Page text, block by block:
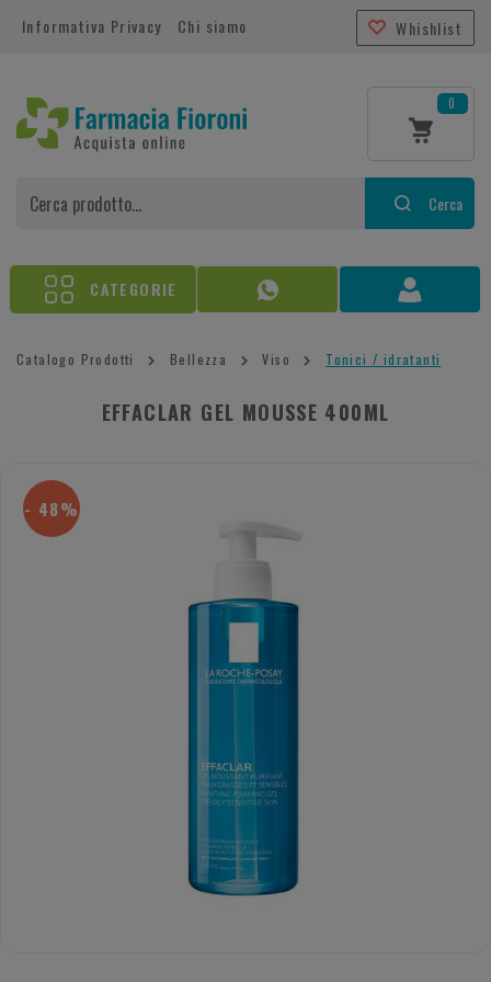
Informativa Privacy Chi siamo Whishlist
0
Cerca
CATEGORIE
Catalogo Prodotti Bellezza Viso Tonici / idratanti
EFFACLAR GEL MOUSSE 400ML
- 48%